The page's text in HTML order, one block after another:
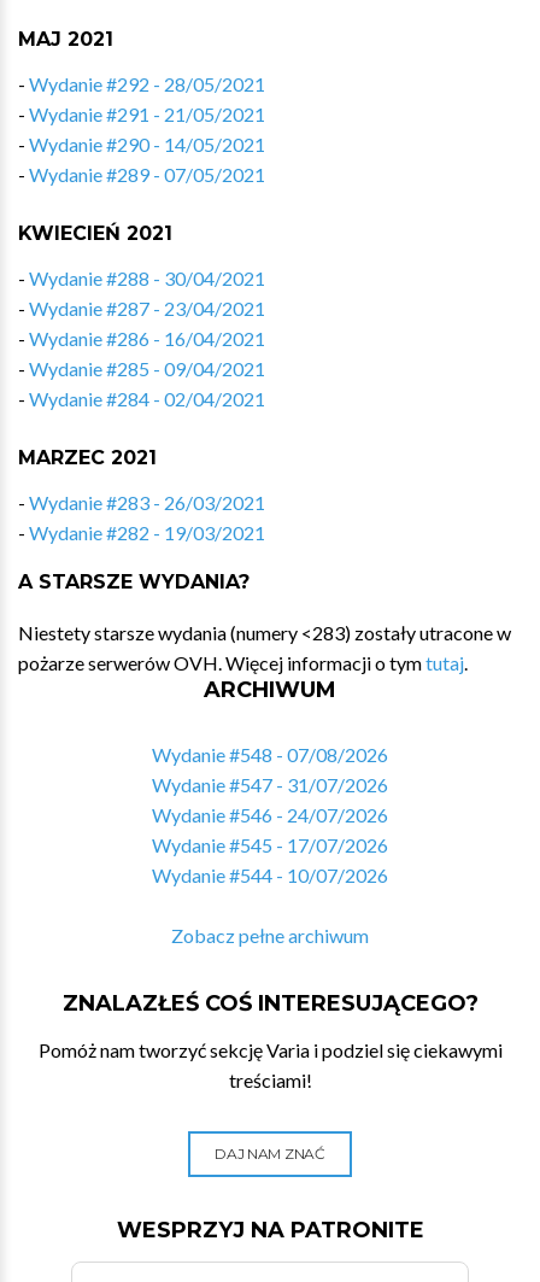
MAJ 2021
- Wydanie #292 - 28/05/2021
- Wydanie #291 - 21/05/2021
- Wydanie #290 - 14/05/2021
- Wydanie #289 - 07/05/2021
KWIECIEŃ 2021
- Wydanie #288 - 30/04/2021
- Wydanie #287 - 23/04/2021
- Wydanie #286 - 16/04/2021
- Wydanie #285 - 09/04/2021
- Wydanie #284 - 02/04/2021
MARZEC 2021
- Wydanie #283 - 26/03/2021
- Wydanie #282 - 19/03/2021
A STARSZE WYDANIA?
Niestety starsze wydania (numery <283) zostały utracone w
pożarze serwerów OVH. Więcej informacji o tymtutaj.
ARCHIWUM
Wydanie #548 - 07/08/2026
Wydanie #547 - 31/07/2026
Wydanie #546 - 24/07/2026
Wydanie #545 - 17/07/2026
Wydanie #544 - 10/07/2026
Zobacz pełne archiwum
ZNALAZŁEŚ COŚ INTERESUJĄCEGO?
Pomóż nam tworzyć sekcję Varia i podziel się ciekawymi
treściami!
DAJ NAM ZNAĆ
WESPRZYJ NA PATRONITE